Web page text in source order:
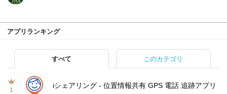
アプリランキング
すべて このカテゴリ
1
iシェアリング - 位置情報共有 GPS 電話 追跡アプリ